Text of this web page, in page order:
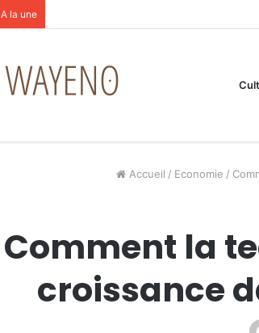
A la une
Accueil / Economie /
Comment la
croissance